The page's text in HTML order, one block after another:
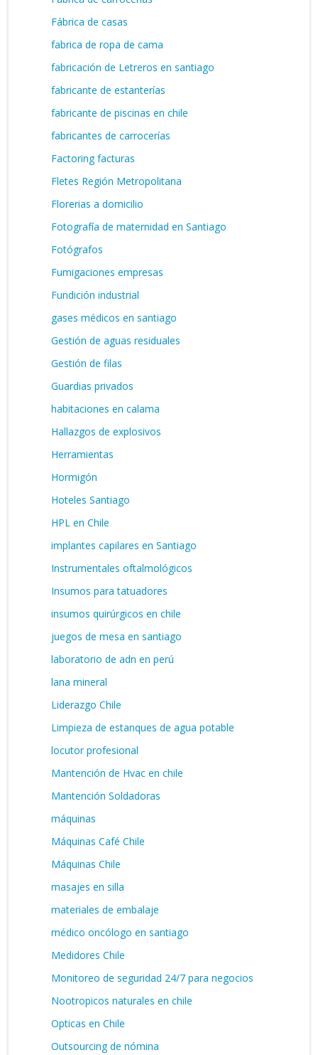
Fábrica de casas
fabrica de ropa de cama
fabricación de Letreros en santiago
fabricante de estanterías
fabricante de piscinas en chile
fabricantes de carrocerías
Factoring facturas
Fletes Región Metropolitana
Florerias a domicilio
Fotografía de maternidad en Santiago
Fotógrafos
Fumigaciones empresas
Fundición industrial
gases médicos en santiago
Gestión de aguas residuales
Gestión de filas
Guardias privados
habitaciones en calama
Hallazgos de explosivos
Herramientas
Hormigón
Hoteles Santiago
HPL en Chile
implantes capilares en Santiago
Instrumentales oftalmológicos
Insumos para tatuadores
insumos quirúrgicos en chile
juegos de mesa en santiago
laboratorio de adn en perú
lana mineral
Liderazgo Chile
Limpieza de estanques de agua potable
locutor profesional
Mantención de Hvac en chile
Mantención Soldadoras
máquinas
Máquinas Café Chile
Máquinas Chile
masajes en silla
materiales de embalaje
médico oncólogo en santiago
Medidores Chile
Monitoreo de seguridad 24/7 para negocios
Nootropicos naturales en chile
Opticas en Chile
Outsourcing de nómina